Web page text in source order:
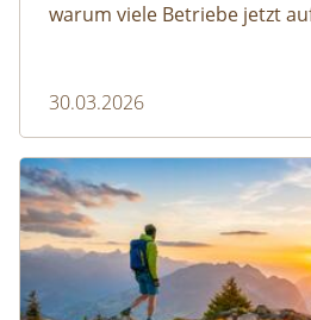
warum viele Betriebe jetzt
30.03.2026
Die schönsten Wanderungen